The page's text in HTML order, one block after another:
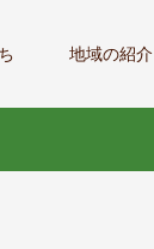
地域の紹介